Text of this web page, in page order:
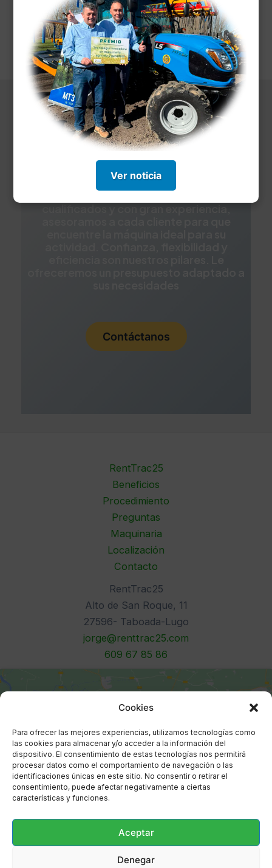
Cookies
Para ofrecer las mejores experiencias, utilizamos tecnologías como
las cookies para almacenar y/o acceder a la información del
dispositivo. El consentimiento de estas tecnologías nos permitirá
procesar datos como el comportamiento de navegación o las
identificaciones únicas en este sitio. No consentir o retirar el
consentimiento, puede afectar negativamente a ciertas
características y funciones.
Aceptar
Denegar
Ver noticia
para
cualquier
labor de
campo.
cualificados y con gran experiencia,
Contáctanos
RentTrac25
Beneficios
Procedimiento
Preguntas
Maquinaria
Localización
Contacto
RentTrac25
Alto de San Roque, 11
27596- Taboada-Lugo
jorge@renttrac25.com
609 67 85 86
Haz clic para aceptar cookies de
marketing y permitir este contenido